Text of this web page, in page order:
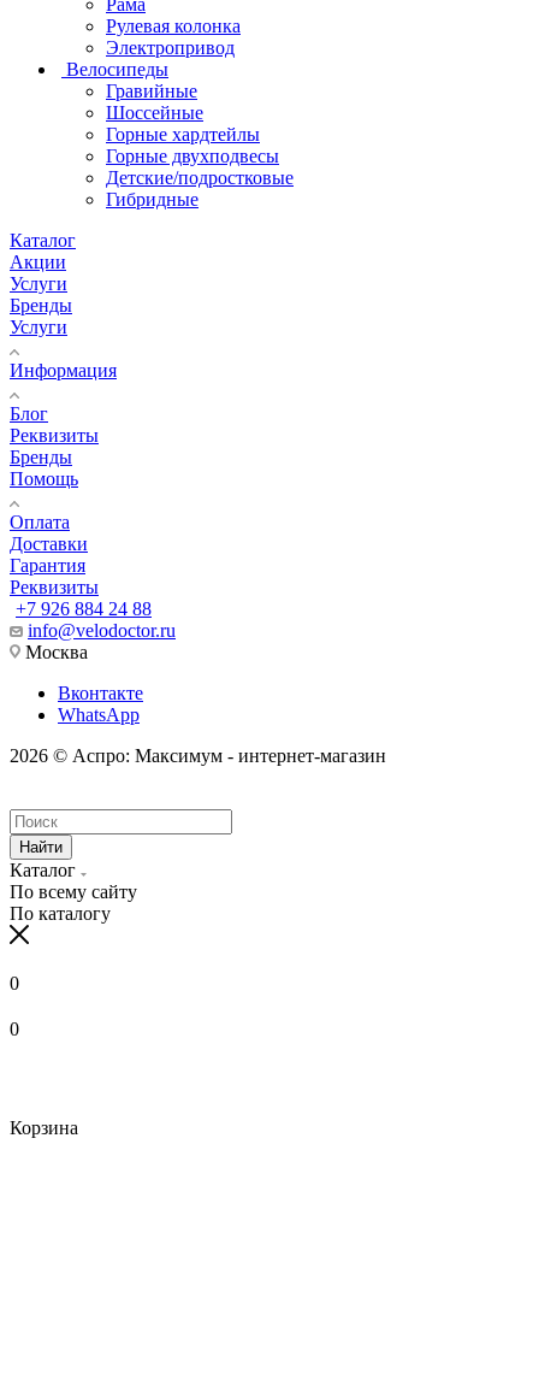
Рулевая колонка
Электропривод
Велосипеды
Гравийные
Шоссейные
Горные хардтейлы
Горные двухподвесы
Детские/подростковые
Гибридные
Каталог
Акции
Услуги
Бренды
Услуги
Информация
Блог
Реквизиты
Бренды
Помощь
Оплата
Доставки
Гарантия
Реквизиты
+7 926 884 24 88
info@velodoctor.ru
Москва
Вконтакте
WhatsApp
2026 © Аспро: Максимум - интернет-магазин
Найти
Каталог
По всему сайту
По каталогу
0
0
Корзина